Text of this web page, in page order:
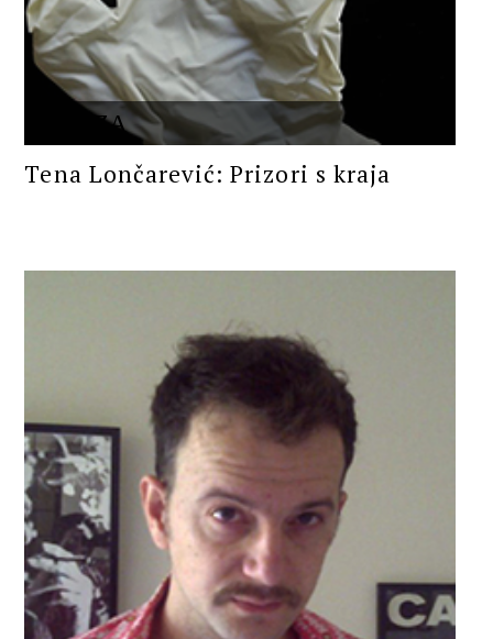
PROZA
Tena Lončarević: Prizori s kraja